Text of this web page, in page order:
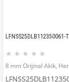
LFNSS25DLB112350061-
★ ★ ★ ★ ★